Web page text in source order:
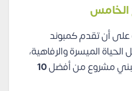
الخامس
على أن تقدم كمبوند
الميسرة والرفاهية،
مشروع من أفضل